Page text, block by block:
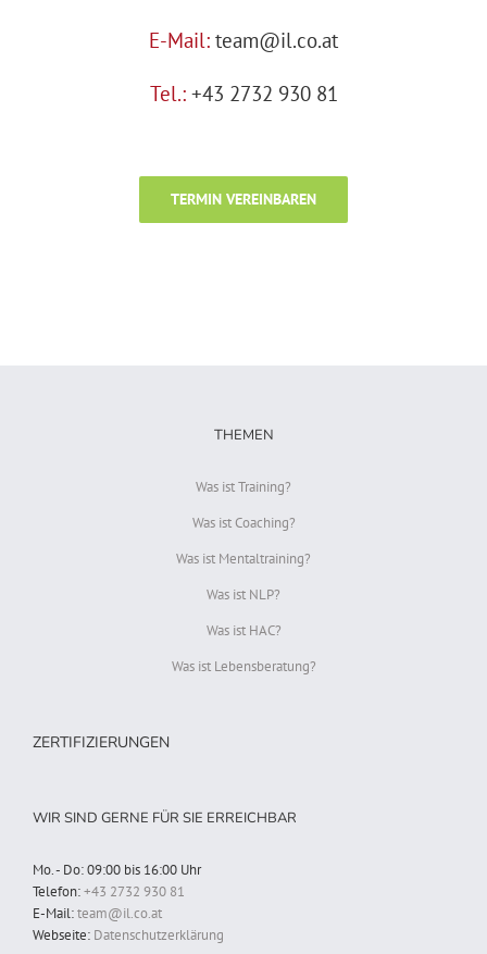
E-Mail: team@il.co.at
Tel.: +43 2732 930 81
TERMIN VEREINBAREN
THEMEN
Was ist Training?
Was ist Coaching?
Was ist Mentaltraining?
Was ist NLP?
Was ist HAC?
Was ist Lebensberatung?
ZERTIFIZIERUNGEN
WIR SIND GERNE FÜR SIE ERREICHBAR
Mo. - Do: 09:00 bis 16:00 Uhr
Telefon:+43 2732 930 81
E-Mail:team@il.co.at
Webseite: Datenschutzerklärung